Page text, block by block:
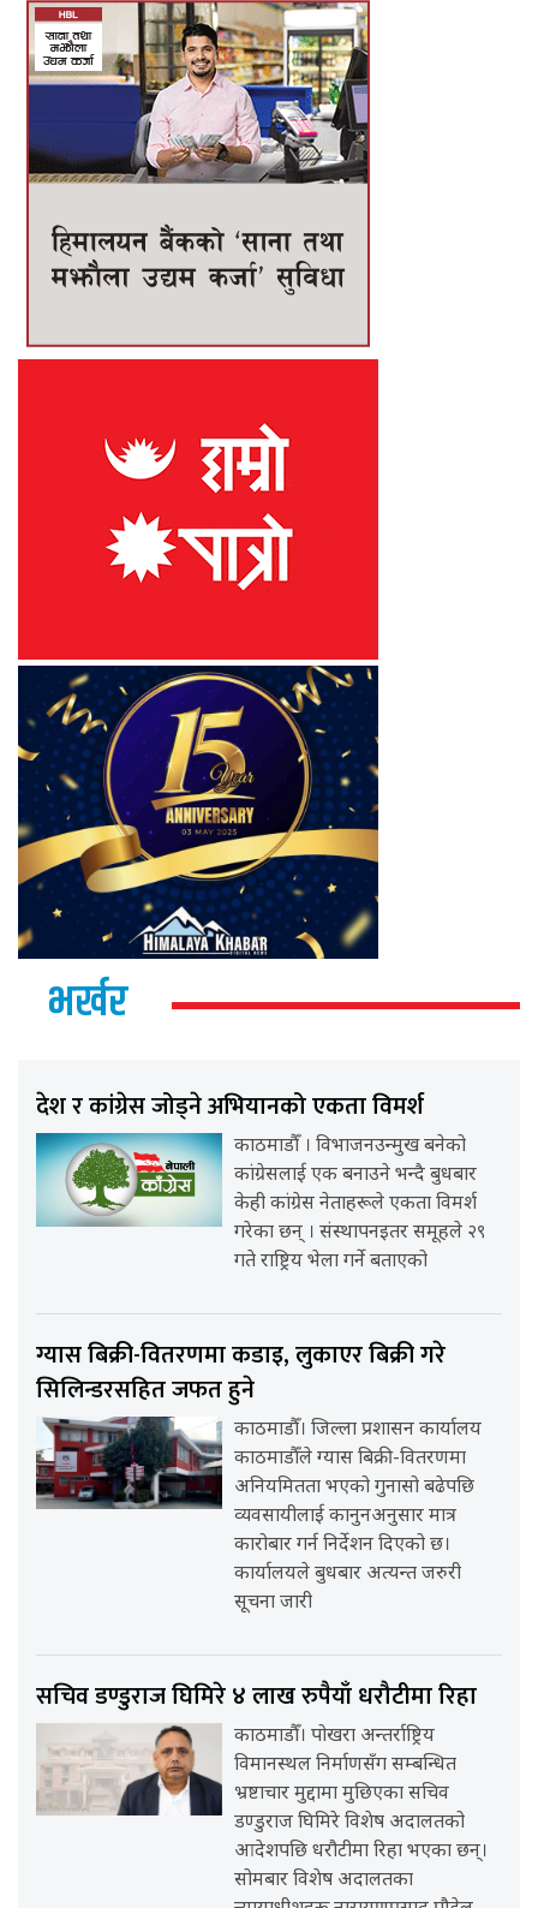
भर्खर
देश र कांग्रेस जोड्ने अभियानको एकता विमर्श
काठमाडौँ । विभाजनउन्मुख बनेको
कांग्रेसलाई एक बनाउने भन्दै बुधबार
केही कांग्रेस नेताहरूले एकता विमर्श
गरेका छन् । संस्थापनइतर समूहले २९
गते राष्ट्रिय भेला गर्ने बताएको
ग्यास बिक्री-वितरणमा कडाइ, लुकाएर बिक्री गरे
सिलिन्डरसहित जफत हुने
काठमाडौँ। जिल्ला प्रशासन कार्यालय
काठमाडौँले ग्यास बिक्री-वितरणमा
अनियमितता भएको गुनासो बढेपछि
व्यवसायीलाई कानुनअनुसार मात्र
कारोबार गर्न निर्देशन दिएको छ।
कार्यालयले बुधबार अत्यन्त जरुरी
सूचना जारी
सचिव डण्डुराज घिमिरे ४ लाख रुपैयाँ धरौटीमा रिहा
काठमाडौँ। पोखरा अन्तर्राष्ट्रिय
विमानस्थल निर्माणसँग सम्बन्धित
भ्रष्टाचार मुद्दामा मुछिएका सचिव
डण्डुराज घिमिरे विशेष अदालतको
आदेशपछि धरौटीमा रिहा भएका छन्।
सोमबार विशेष अदालतका